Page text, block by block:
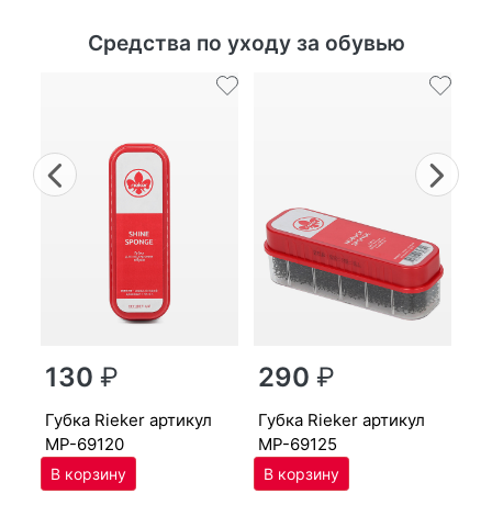
Средства по уходу за обувью
Previous
130₽
губ­ка Ri­eker артикул
MP-69120
290₽
губ­ка Ri­eker артикул
MP-69125